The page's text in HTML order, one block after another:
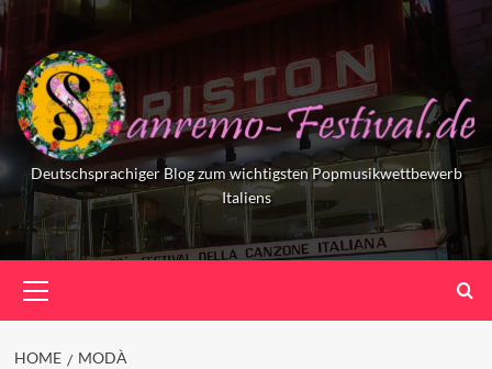
Skip
to
content
Deutschsprachiger Blog zum wichtigsten Popmusikwettbewerb
Italiens
Menu
HOME MODÀ